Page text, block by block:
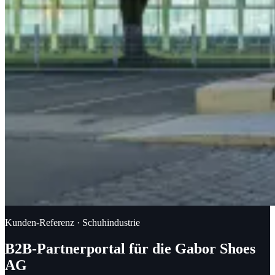
Kunden-Referenz · Schuhindustrie
B2B-Partnerportal für die Gabor Shoes
AG